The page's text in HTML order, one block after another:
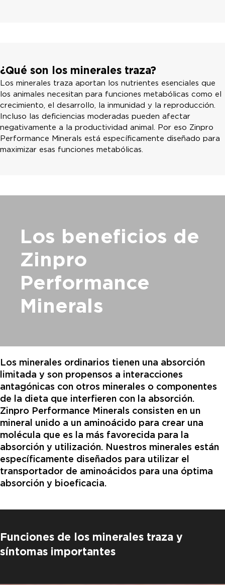
¿Qué son los minerales traza?
Los minerales traza aportan los nutrientes esenciales que
los animales necesitan para funciones metabólicas como el
crecimiento, el desarrollo, la inmunidad y la reproducción.
Incluso las deficiencias moderadas pueden afectar
negativamente a la productividad animal. Por eso Zinpro
Performance Minerals está específicamente diseñado para
maximizar esas funciones metabólicas.
Los beneficios de
Zinpro
Performance
Minerals
Los minerales ordinarios tienen una absorción
limitada y son propensos a interacciones
antagónicas con otros minerales o componentes
de la dieta que interfieren con la absorción.
Zinpro Performance Minerals consisten en un
mineral unido a un aminoácido para crear una
molécula que es la más favorecida para la
absorción y utilización. Nuestros minerales están
específicamente diseñados para utilizar el
transportador de aminoácidos para una óptima
absorción y bioeficacia.
Funciones de los minerales traza y
síntomas importantes